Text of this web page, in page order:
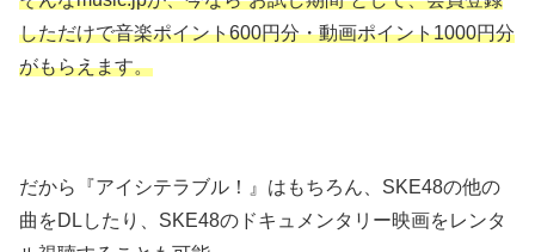
しただけで音楽ポイント600円分・動画ポイント1000円分
がもらえます。
だから『アイシテラブル！』はもちろん、SKE48の他の
曲をDLしたり、SKE48のドキュメンタリー映画をレンタ